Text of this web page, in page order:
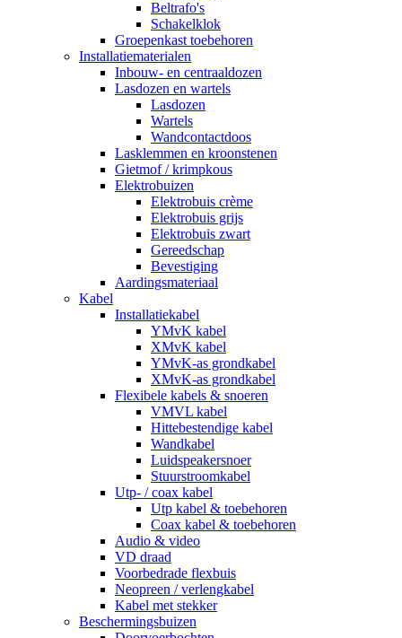
Beltrafo's
Schakelklok
Groepenkast toebehoren
Installatiematerialen
Inbouw- en centraaldozen
Lasdozen en wartels
Lasdozen
Wartels
Wandcontactdoos
Lasklemmen en kroonstenen
Gietmof / krimpkous
Elektrobuizen
Elektrobuis crème
Elektrobuis grijs
Elektrobuis zwart
Gereedschap
Bevestiging
Aardingsmateriaal
Kabel
Installatiekabel
YMvK kabel
XMvK kabel
YMvK-as grondkabel
XMvK-as grondkabel
Flexibele kabels & snoeren
VMVL kabel
Hittebestendige kabel
Wandkabel
Luidspeakersnoer
Stuurstroomkabel
Utp- / coax kabel
Utp kabel & toebehoren
Coax kabel & toebehoren
Audio & video
VD draad
Voorbedrade flexbuis
Neopreen / verlengkabel
Kabel met stekker
Beschermingsbuizen